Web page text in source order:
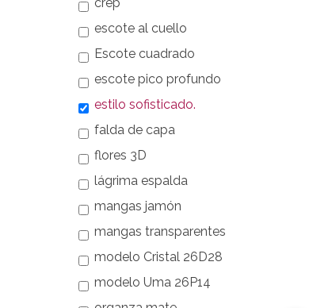
escote al cuello
Escote cuadrado
escote pico profundo
estilo sofisticado.
falda de capa
flores 3D
lágrima espalda
mangas jamón
mangas transparentes
modelo Cristal 26D28
modelo Uma 26P14